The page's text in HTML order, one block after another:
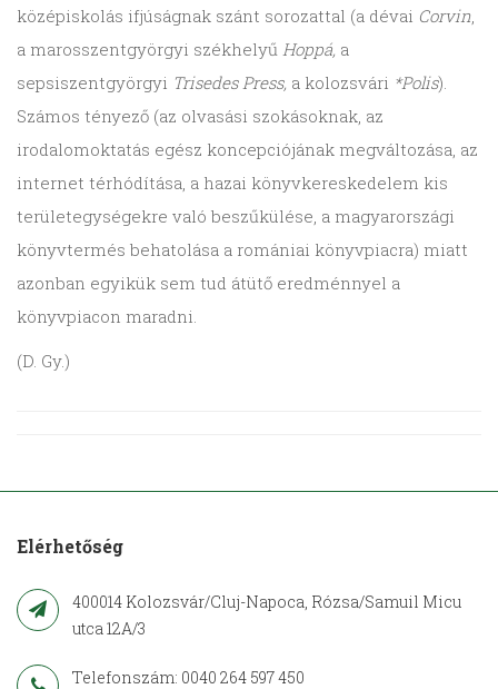
középiskolás ifjúságnak szánt sorozattal (a dévai Corvin,
a marosszentgyörgyi székhelyű Hoppá, a
sepsiszentgyörgyi Trisedes Press, a kolozsvári *Polis).
Számos tényező (az olvasási szokásoknak, az
irodalomoktatás egész koncepciójának megváltozása, az
internet térhódítása, a hazai könyvkereskedelem kis
területegységekre való beszűkülése, a magyarországi
könyvtermés behatolása a romániai könyvpiacra) miatt
azonban egyikük sem tud átütő eredménnyel a
könyvpiacon maradni.
(D. Gy.)
Elérhetőség
400014 Kolozsvár/Cluj-Napoca, Rózsa/Samuil Micu
utca 12A/3
Telefonszám: 0040 264 597 450